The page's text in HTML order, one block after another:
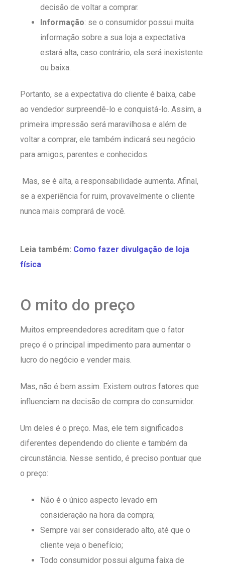
decisão de voltar a comprar.
Informação: se o consumidor possui muita
informação sobre a sua loja a expectativa
estará alta, caso contrário, ela será inexistente
ou baixa.
Portanto, se a expectativa do cliente é baixa, cabe
ao vendedor surpreendê-lo e conquistá-lo. Assim, a
primeira impressão será maravilhosa e além de
voltar a comprar, ele também indicará seu negócio
para amigos, parentes e conhecidos.
Mas, se é alta, a responsabilidade aumenta. Afinal,
se a experiência for ruim, provavelmente o cliente
nunca mais comprará de você.
Leia também: Como fazer divulgação de loja
física
O mito do preço
Muitos empreendedores acreditam que o fator
preço é o principal impedimento para aumentar o
lucro do negócio e vender mais.
Mas, não é bem assim. Existem outros fatores que
influenciam na decisão de compra do consumidor.
Um deles é o preço. Mas, ele tem significados
diferentes dependendo do cliente e também da
circunstância. Nesse sentido, é preciso pontuar que
o preço:
Não é o único aspecto levado em
consideração na hora da compra;
Sempre vai ser considerado alto, até que o
cliente veja o benefício;
Todo consumidor possui alguma faixa de